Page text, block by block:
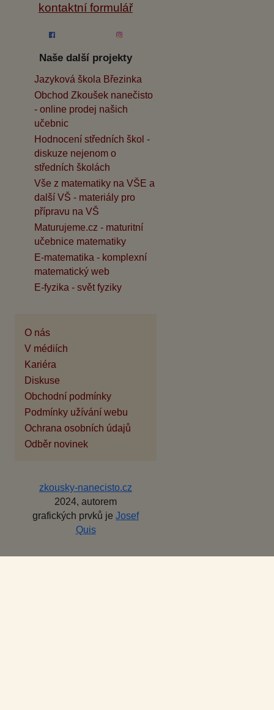
kontaktní formulář
Naše další projekty
Jazyková škola Březinka
Obchod Zkoušek nanečisto
- online prodej našich
učebnic
Hodnocení středních škol -
diskuze nejenom o
středních školách
Vše z matematiky na VŠE a
další VŠ - materiály pro
přípravu na VŠ
Maturujeme.cz - maturitní
učebnice matematiky
E-matematika - komplexní
matematický web
E-fyzika - svět fyziky
O nás
V médiích
Kariéra
Diskuse
Obchodní podmínky
Podmínky užívání webu
Ochrana osobních údajů
Odběr novinek
zkousky-nanecisto.cz
2024, autorem
grafických prvků je Josef
Quis